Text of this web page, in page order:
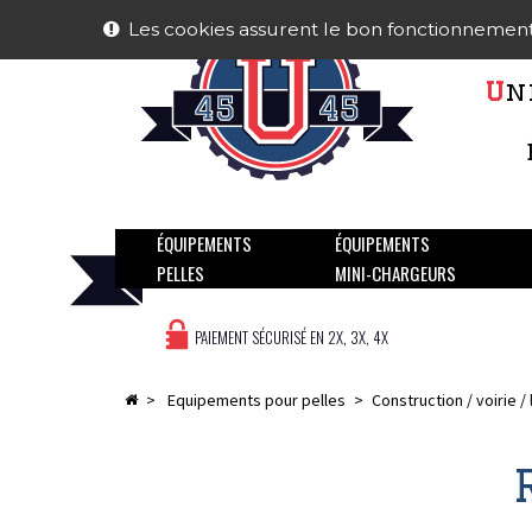
U
ÉQUIPEMENTS
PELLES
ÉQUIPEMENTS
MINI-CHARGEURS
PAIEMENT SÉCURISÉ EN 2X, 3X, 4X
Les cookies assurent le bon
> equipements pour pelles > construction / voirie /